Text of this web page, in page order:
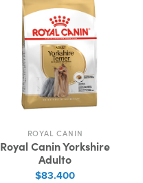
ROYAL CANIN
Royal Canin Yorkshire
Adulto
$83.400